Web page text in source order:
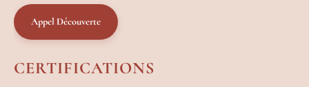
Appel Découverte
CERTIFICATIONS